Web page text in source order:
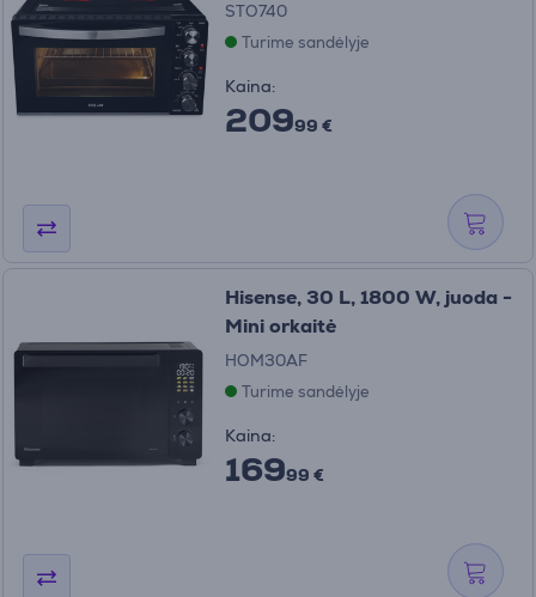
STO740
Turime sandėlyje
Kaina:
20999 €
Hisense, 30 L, 1800 W, juoda -
Mini orkaitė
HOM30AF
Turime sandėlyje
Kaina:
16999 €